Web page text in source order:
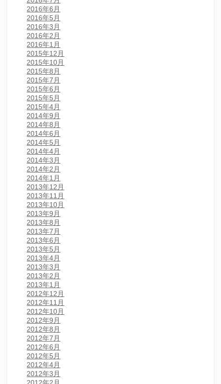
2016年6月
2016年5月
2016年3月
2016年2月
2016年1月
2015年12月
2015年10月
2015年8月
2015年7月
2015年6月
2015年5月
2015年4月
2014年9月
2014年8月
2014年6月
2014年5月
2014年4月
2014年3月
2014年2月
2014年1月
2013年12月
2013年11月
2013年10月
2013年9月
2013年8月
2013年7月
2013年6月
2013年5月
2013年4月
2013年3月
2013年2月
2013年1月
2012年12月
2012年11月
2012年10月
2012年9月
2012年8月
2012年7月
2012年6月
2012年5月
2012年4月
2012年3月